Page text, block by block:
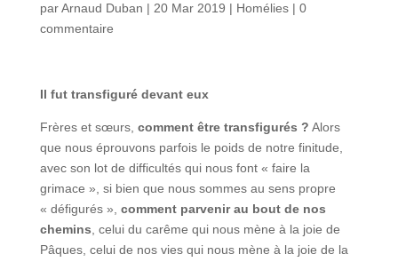
parArnaud Duban | 20 Mar 2019 | Homélies| 0
commentaire
Il fut transfiguré devant eux
Frères et sœurs, comment être transfigurés ? Alors
que nous éprouvons parfois le poids de notre finitude,
avec son lot de difficultés qui nous font « faire la
grimace », si bien que nous sommes au sens propre
« défigurés », comment parvenir au bout de nos
chemins , celui du carême qui nous mène à la joie de
Pâques, celui de nos vies qui nous mène à la joie de la